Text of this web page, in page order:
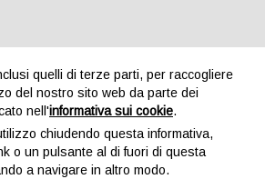
posteriori
Fanale Posteriore
– 2010
quelli di terze parti, per raccogliere
del nostro sito web da parte dei
nell'informativa sui cookie.
chiudendo questa informativa,
o un pulsante al di fuori di questa
a navigare in altro modo.